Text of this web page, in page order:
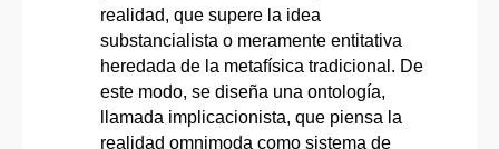
realidad, que supere la idea
substancialista o meramente entitativa
heredada de la metafísica tradicional. De
este modo, se diseña una ontología,
llamada implicacionista, que piensa la
realidad omnimoda como sistema de